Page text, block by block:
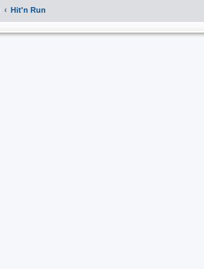
Hit'n Run